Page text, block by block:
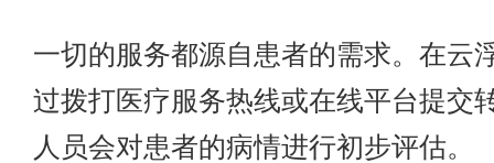
一切的服务都源自患者的需求。在云
过拨打医疗服务热线或在线平台提交
人员会对患者的病情进行初步评估。